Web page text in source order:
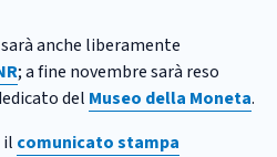
anche liberamente
; a fine novembre sarà reso
del Museo della Moneta.
il comunicato stampa